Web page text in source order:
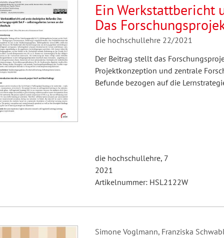
Ein Werkstattbericht
Das
die hochschullehre 22/2021
Der Beitrag stellt das
Projektkonzeption und zentrale
Befunde bezogen auf die
die hochschullehre, 7
2021
Artikelnummer: HSL2122W
Simone Voglmann, Franziska